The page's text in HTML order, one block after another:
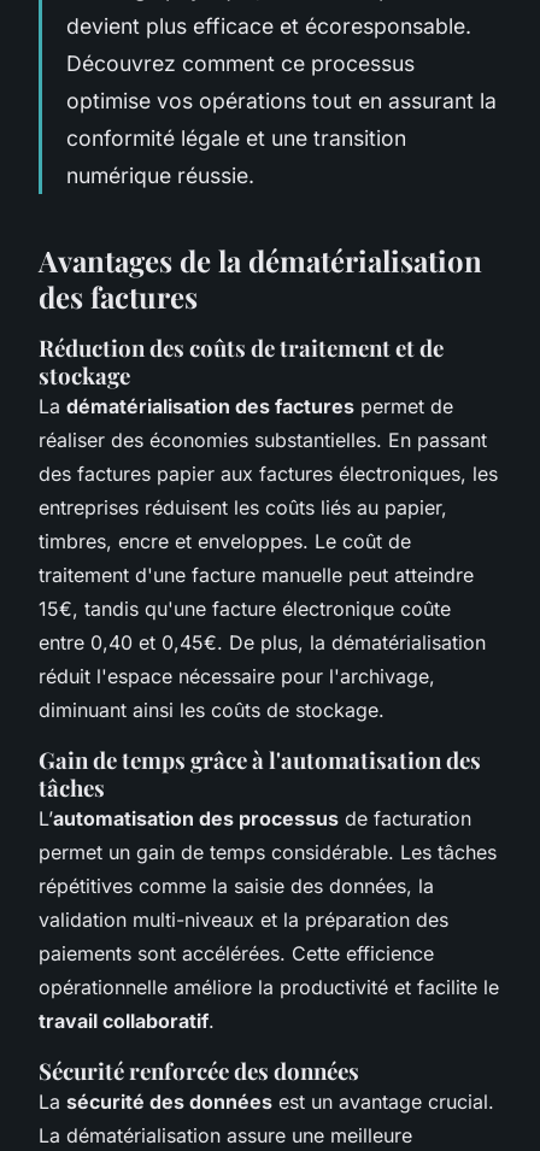
devient plus efficace et écoresponsable.
Découvrez comment ce processus
optimise vos opérations tout en assurant la
conformité légale et une transition
numérique réussie.
Avantages de la dématérialisation
des factures
Réduction des coûts de traitement et de
stockage
La dématérialisation des factures permet de
réaliser des économies substantielles. En passant
des factures papier aux factures électroniques, les
entreprises réduisent les coûts liés au papier,
timbres, encre et enveloppes. Le coût de
traitement d'une facture manuelle peut atteindre
15€, tandis qu'une facture électronique coûte
entre 0,40 et 0,45€. De plus, la dématérialisation
réduit l'espace nécessaire pour l'archivage,
diminuant ainsi les coûts de stockage.
Gain de temps grâce à l'automatisation des
tâches
L’automatisation des processus de facturation
permet un gain de temps considérable. Les tâches
répétitives comme la saisie des données, la
validation multi-niveaux et la préparation des
paiements sont accélérées. Cette efficience
opérationnelle améliore la productivité et facilite le
travail collaboratif.
Sécurité renforcée des données
La sécurité des données est un avantage crucial.
La dématérialisation assure une meilleure